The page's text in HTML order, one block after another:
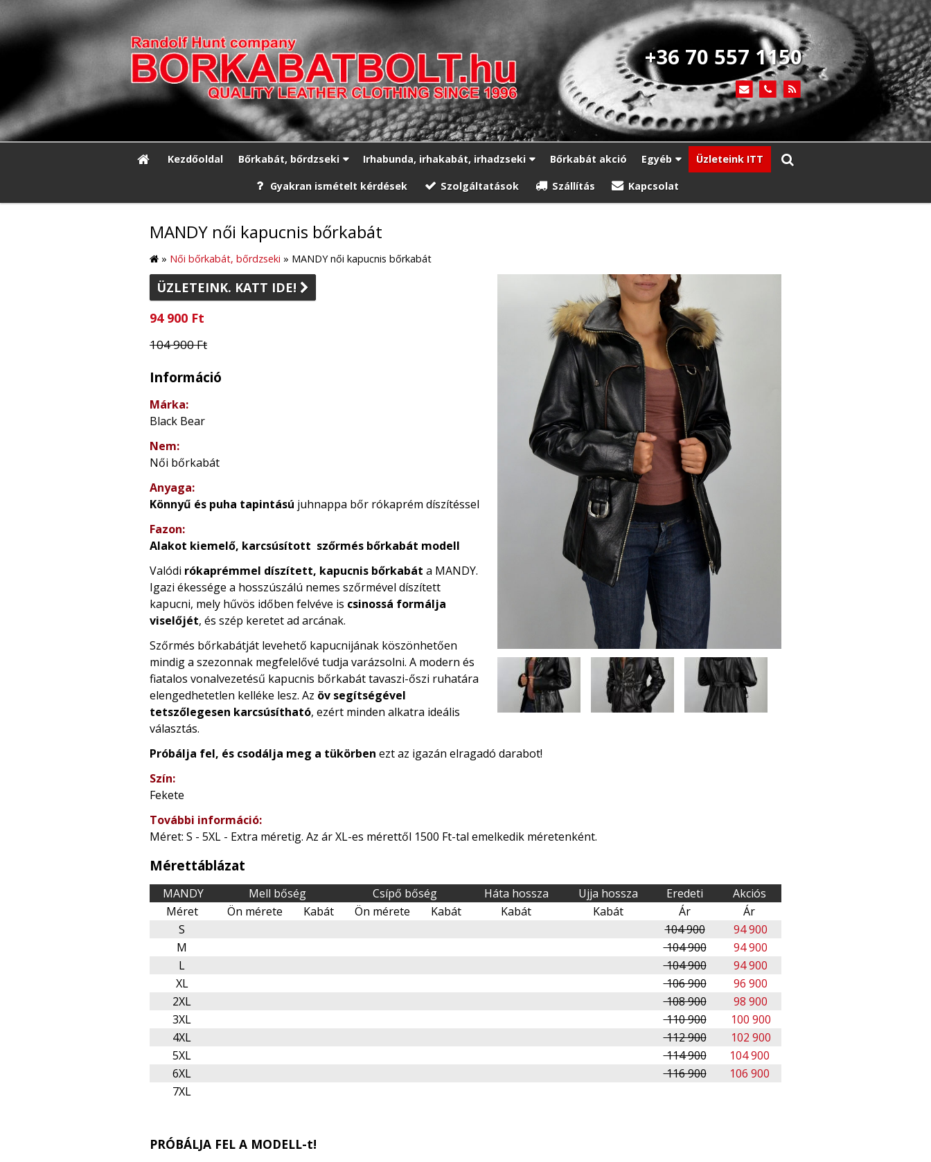
+36 70 557 1150
Kezdőoldal Bőrkabát, bőrdzseki Irhabunda, irhakabát, irhadzseki Bőrkabát akció Egyéb Üzleteink ITT
Gyakran ismételt kérdések Szolgáltatások Szállítás Kapcsolat
MANDY női kapucnis bőrkabát
» Női bőrkabát, bőrdzseki » MANDY női kapucnis bőrkabát
ÜZLETEINK. KATT IDE! 
94 900 Ft
104 900 Ft
Információ
Márka:
Black Bear
Nem:
Női bőrkabát
Anyaga:
Könnyű és puha tapintású juhnappa bőr rókaprém díszítéssel
Fazon:
Alakot kiemelő, karcsúsított szőrmés bőrkabát modell
Valódi rókaprémmel díszített, kapucnis bőrkabát a MANDY.
Igazi ékessége a hosszúszálú nemes szőrmével díszített
kapucni, mely hűvös időben felvéve is csinossá formálja
viselőjét, és szép keretet ad arcának.
Szőrmés bőrkabátját levehető kapucnijának köszönhetően
mindig a szezonnak megfelelővé tudja varázsolni. A modern és
fiatalos vonalvezetésű kapucnis bőrkabát tavaszi-őszi ruhatára
elengedhetetlen kelléke lesz. Az öv segítségével
tetszőlegesen karcsúsítható, ezért minden alkatra ideális
választás.
Próbálja fel, és csodálja meg a tükörben ezt az igazán elragadó darabot!
Szín:
Fekete
További információ:
Méret: S - 5XL - Extra méretig. Az ár XL-es mérettől 1500 Ft-tal emelkedik méretenként.
Mérettáblázat
MANDY Mell bőség Csípő bőség Háta hossza Ujja hossza Eredeti
Akciós
Méret
Ön mérete Kabát Ön mérete Kabát Kabát Kabát Ár
Ár
S
104 900
94 900
M
104 900
94 900
L
104 900
94 900
XL
106 900
96 900
2XL
108 900
98 900
3XL
110 900
100 900
4XL
112 900
102 900
5XL
114 900
104 900
6XL
116 900
106 900
7XL
PRÓBÁLJA FEL A MODELL-t!